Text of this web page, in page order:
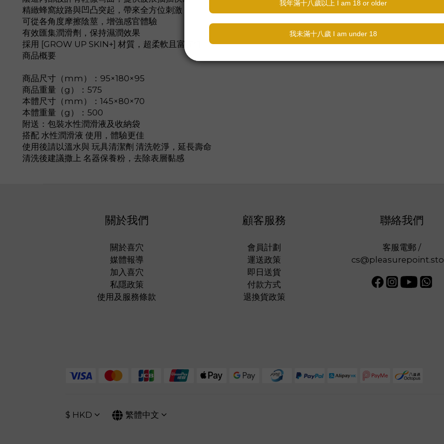
精緻蜂窩紋路與凹凸突起，帶來全方位刺激
可從各角度摩擦陰莖，增強感官體驗
有效匯集潤滑劑，保持濕潤效果
採用 [GROW UP SKIN+] 材質，超柔軟且富彈性
商品概要
商品尺寸（mm）：95×180×95
商品重量（g）：575
本體尺寸（mm）：145×80×70
本體重量（g）：500
附送：包裝水性潤滑液及收納袋
搭配 水性潤滑液 使用，體驗更佳
使用後請以溫水與 玩具清潔劑 清洗乾淨，延長壽命
清洗後建議撒上 名器保養粉，去除表層黏感
關於我們
關於喜穴
媒體報導
加入喜穴
私隱政策
使用及服務條款
顧客服務
會員計劃
運送政策
即日送貨
付款方式
退換貨政策
聯絡我們
客服電郵 /
$ HKD 繁體中文